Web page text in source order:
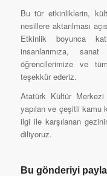
Bu tür etkinliklerin,
nesillere aktarılması
Etkinlik boyunca
insanlarımıza,
öğrencilerimize ve
teşekkür ederiz.
Atatürk Kültür Merkezi
yapılan ve çeşitli kamu
ilgi ile karşılanan
diliyoruz.
Bu gönderiyi